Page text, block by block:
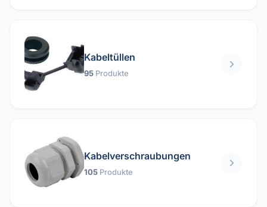
Kabeltüllen
95 Produkte
Kabelverschraubungen
105 Produkte